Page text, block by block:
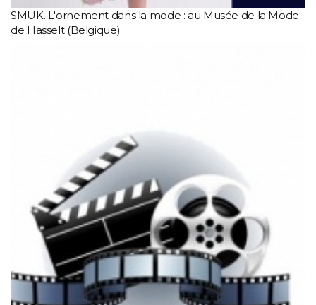
SMUK. L'ornement dans la mode : au Musée de la Mode
de Hasselt (Belgique)